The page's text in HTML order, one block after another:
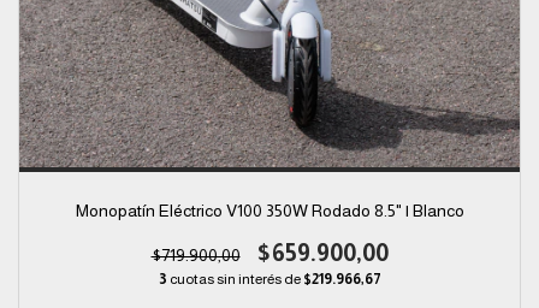
Monopatín Eléctrico V100 350W Rodado 8.5" | Blanco
$719.900,00 $659.900,00
3 cuotas sin interés de $219.966,67